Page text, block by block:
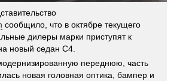
сообщило, что в октябре текущего
дилеры марки приступят к
новый седан C4.
переднюю, часть
новая головная оптика, бампер и